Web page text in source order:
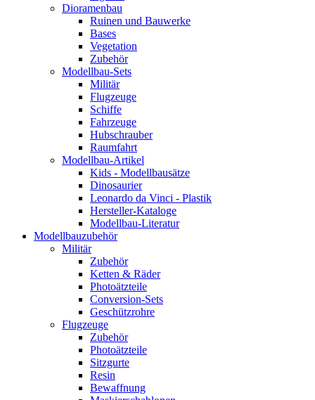
Dioramenbau
Ruinen und Bauwerke
Bases
Vegetation
Zubehör
Modellbau-Sets
Militär
Flugzeuge
Schiffe
Fahrzeuge
Hubschrauber
Raumfahrt
Modellbau-Artikel
Kids - Modellbausätze
Dinosaurier
Leonardo da Vinci - Plastik
Hersteller-Kataloge
Modellbau-Literatur
Modellbauzubehör
Militär
Zubehör
Ketten & Räder
Photoätzteile
Conversion-Sets
Geschützrohre
Flugzeuge
Zubehör
Photoätzteile
Sitzgurte
Resin
Bewaffnung